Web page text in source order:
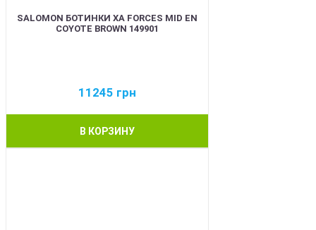
SALOMON БОТИНКИ XA FORCES MID EN
COYOTE BROWN 149901
11245 грн
В КОРЗИНУ